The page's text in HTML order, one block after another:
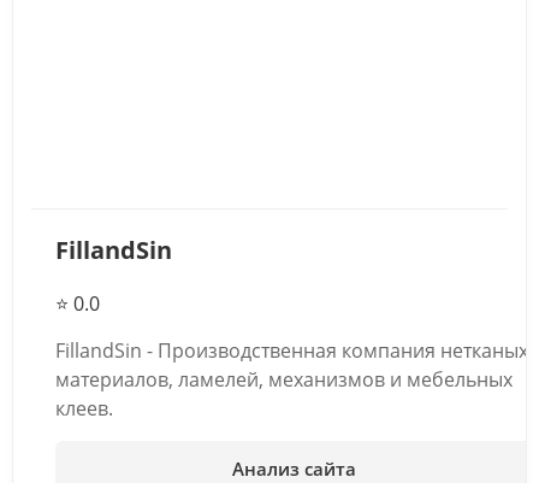
FillandSin
⭐ 0.0
FillandSin - Производственная компания нетканых
материалов, ламелей, механизмов и мебельных
клеев.
Анализ сайта